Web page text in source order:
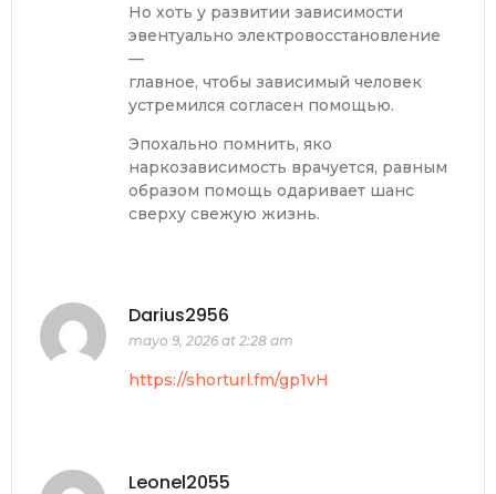
Но хоть у развитии зависимости
эвентуально электровосстановление
—
главное, чтобы зависимый человек
устремился согласен помощью.
Эпохально помнить, яко
наркозависимость врачуется, равным
образом помощь одаривает шанс
сверху свежую жизнь.
Darius2956
mayo 9, 2026 at 2:28 am
https://shorturl.fm/gp1vH
Leonel2055